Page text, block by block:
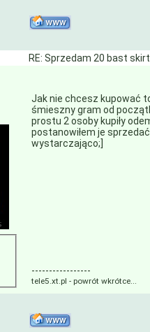
RE: Sprzedam 20 bast
Jak nie chcesz kupować
śmieszny gram od
prostu 2 osoby kupiły
postanowiłem je
wystarczająco;]
-----------------
tele5.xt.pl - powrót wkrótce...